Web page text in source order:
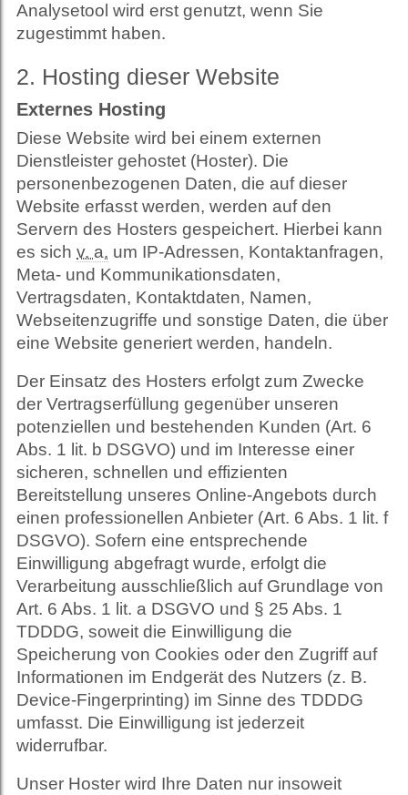
Analysetool wird erst genutzt, wenn Sie
zugestimmt haben.
2. Hosting dieser Website
Externes Hosting
Diese Website wird bei einem externen
Dienstleister gehostet (Hoster). Die
personenbezogenen Daten, die auf dieser
Website erfasst werden, werden auf den
Servern des Hosters gespeichert. Hierbei kann
es sich v. a. um IP-Adressen, Kontaktanfragen,
Meta- und Kommunikationsdaten,
Vertragsdaten, Kontaktdaten, Namen,
Webseitenzugriffe und sonstige Daten, die über
eine Website generiert werden, handeln.
Der Einsatz des Hosters erfolgt zum Zwecke
der Vertragserfüllung gegenüber unseren
potenziellen und bestehenden Kunden (Art. 6
Abs. 1 lit. b DSGVO) und im Interesse einer
sicheren, schnellen und effizienten
Bereitstellung unseres Online-Angebots durch
einen professionellen Anbieter (Art. 6 Abs. 1 lit. f
DSGVO). Sofern eine entsprechende
Einwilligung abgefragt wurde, erfolgt die
Verarbeitung ausschließlich auf Grundlage von
Art. 6 Abs. 1 lit. a DSGVO und § 25 Abs. 1
TDDDG, soweit die Einwilligung die
Speicherung von Cookies oder den Zugriff auf
Informationen im Endgerät des Nutzers (z. B.
Device-Fingerprinting) im Sinne des TDDDG
umfasst. Die Einwilligung ist jederzeit
widerrufbar.
Unser Hoster wird Ihre Daten nur insoweit